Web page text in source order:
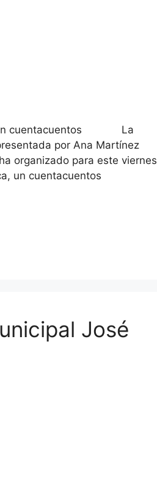
un cuentacuentos La
por Ana Martínez
organizado para este viernes
un cuentacuentos
José